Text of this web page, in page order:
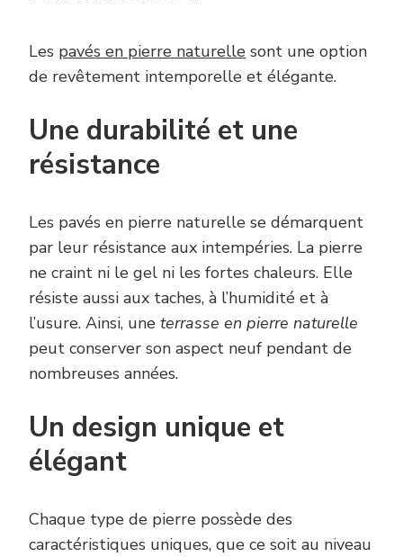
Les pavés en pierre naturelle sont une option
de revêtement intemporelle et élégante.
Une durabilité et une
résistance
Les pavés en pierre naturelle se démarquent
par leur résistance aux intempéries. La pierre
ne craint ni le gel ni les fortes chaleurs. Elle
résiste aussi aux taches, à l’humidité et à
l’usure. Ainsi, une terrasse en pierre naturelle
peut conserver son aspect neuf pendant de
nombreuses années.
Un design unique et
élégant
Chaque type de pierre possède des
caractéristiques uniques, que ce soit au niveau